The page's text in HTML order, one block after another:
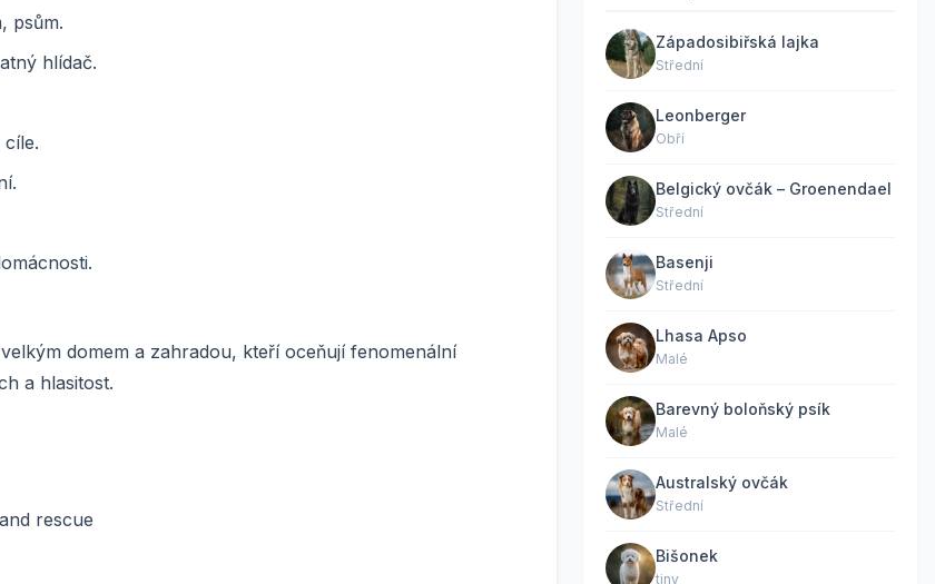
psům.
hlídač.
domem a zahradou, kteří oceňují fenomenální
a hlasitost.
rescue
Západosibiřská lajka
Střední
Leonberger
Obří
Belgický ovčák – Groenendael
Střední
Basenji
Střední
Lhasa Apso
Malé
Barevný boloňský psík
Malé
Australský ovčák
Střední
Bišonek
tiny